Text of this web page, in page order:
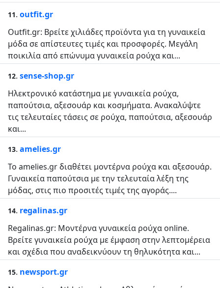
11. outfit.gr
Outfit.gr: Βρείτε χιλιάδες προϊόντα για τη γυναικεία
μόδα σε απίστευτες τιμές και προσφορές. Μεγάλη
ποικιλία από επώνυμα γυναικεία ρούχα και...
12. sense-shop.gr
Ηλεκτρονικό κατάστημα με γυναικεία ρούχα,
παπούτσια, αξεσουάρ και κοσμήματα. Ανακαλύψτε
τις τελευταίες τάσεις σε ρούχα, παπούτσια, αξεσουάρ
και...
13. amelies.gr
Το amelies.gr διαθέτει μοντέρνα ρούχα και αξεσουάρ.
Γυναικεία παπούτσια με την τελευταία λέξη της
μόδας, στις πιο προσιτές τιμές της αγοράς....
14. regalinas.gr
Regalinas.gr: Μοντέρνα γυναικεία ρούχα online.
Βρείτε γυναικεία ρούχα με έμφαση στην λεπτομέρεια
και σχέδια που αναδεικνύουν τη θηλυκότητα και...
15. newsport.gr